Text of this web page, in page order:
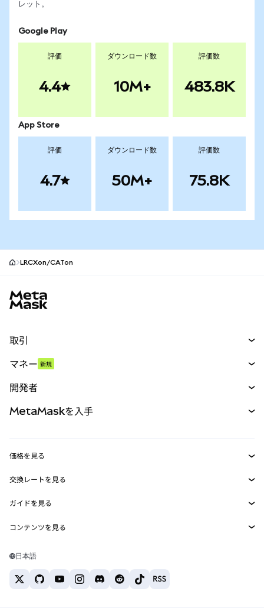
レット。
Google Play
評価
4.4
ダウンロード数
10M+
評価数
483.8K
App Store
評価
4.7
ダウンロード数
50M+
評価数
75.8K
LRCXon/CATon
取引
パーペチュアル
RWA
マネー 新規
開発者
MetaMask Connect
Snaps
Web3サービス
MetaMaskを入手
セキュリティ
サポート
キャリア
お問い合わせ
価格を見る
イーサリアムの価格
Solanaの価格
Tetherの価格
交換レートを見る
ETH→USD
USDT→INR
BTC→INR
ETH→USDT
ガイドを見る
ETHの購入
USDTの購入
コンテンツを見る
Solanaウォレット
日本語